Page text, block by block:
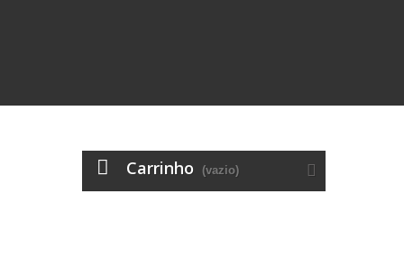
Carrinho (vazio)